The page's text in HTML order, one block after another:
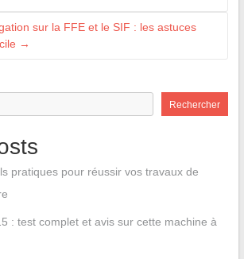
sur la FFE et le SIF : les astuces
→
Rechercher
pratiques pour réussir vos travaux de
: test complet et avis sur cette machine à